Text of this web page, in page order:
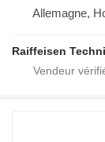
Allemagne,
Raiffeisen